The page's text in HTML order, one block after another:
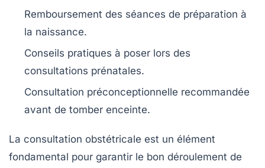
Remboursement des séances de préparation à
la naissance.
Conseils pratiques à poser lors des
consultations prénatales.
Consultation préconceptionnelle recommandée
avant de tomber enceinte.
La consultation obstétricale est un élément
fondamental pour garantir le bon déroulement de